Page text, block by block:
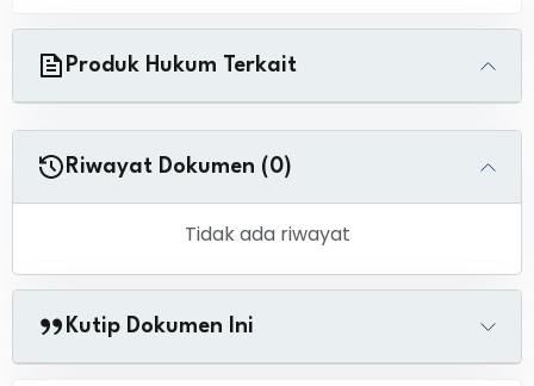
Produk Hukum Terkait
Riwayat Dokumen (0)
Tidak ada riwayat
Kutip Dokumen Ini